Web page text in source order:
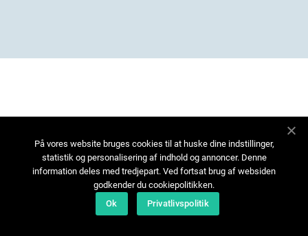
På vores website bruges cookies til at huske dine indstillinger,
statistik og personalisering af indhold og annoncer. Denne
information deles med tredjepart. Ved fortsat brug af websiden
godkender du cookiepolitikken.
Ok
Privatlivspolitik